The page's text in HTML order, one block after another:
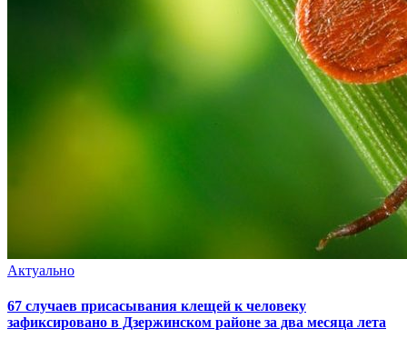
Актуально
67 случаев присасывания клещей к человеку
зафиксировано в Дзержинском районе за два месяца лета